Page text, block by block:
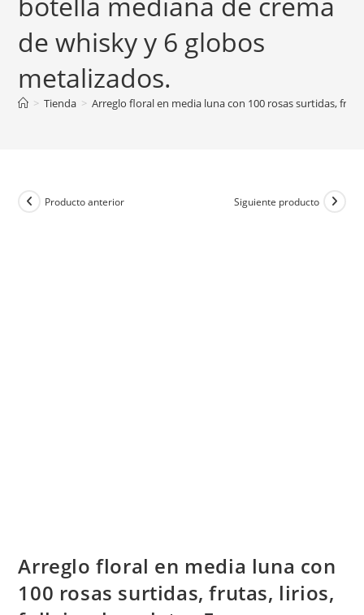
de whisky y 6 globos
metalizados.
> Tienda > Arreglo floral en media luna con 100 rosas surtidas,
Producto anterior Siguiente producto
Arreglo floral en media luna con
100 rosas surtidas, frutas, lirios,